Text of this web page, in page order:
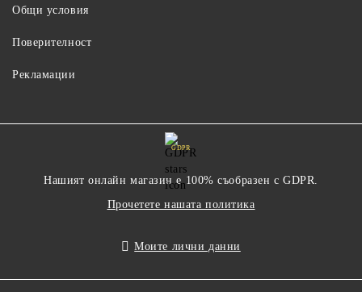
Общи условия
Поверителност
Рекламации
GDPR
Нашият онлайн магазин е 100% съобразен с GDPR.
Прочетете нашата политика
Моите лични данни